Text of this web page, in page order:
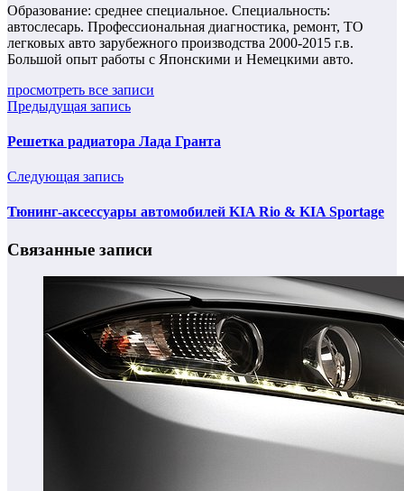
Образование: среднее специальное. Специальность:
автослесарь. Профессиональная диагностика, ремонт, ТО
легковых авто зарубежного производства 2000-2015 г.в.
Большой опыт работы с Японскими и Немецкими авто.
просмотреть все записи
Предыдущая запись
Решетка радиатора Лада Гранта
Следующая запись
Тюнинг-аксессуары автомобилей KIA Rio & KIA Sportage
Связанные записи